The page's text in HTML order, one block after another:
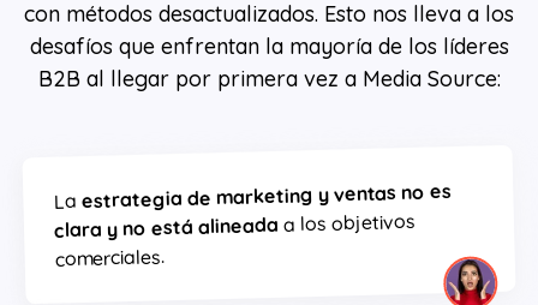
con métodos desactualizados. Esto nos lleva a los
desafíos que enfrentan la mayoría de los líderes
B2B al llegar por primera vez a Media Source:
La estrategia de marketing y ventas no es
clara y no está alineada a los objetivos
comerciales.